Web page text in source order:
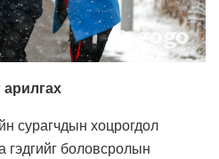
сурагчдын хоцрогдол
гэдгийг боловсролын